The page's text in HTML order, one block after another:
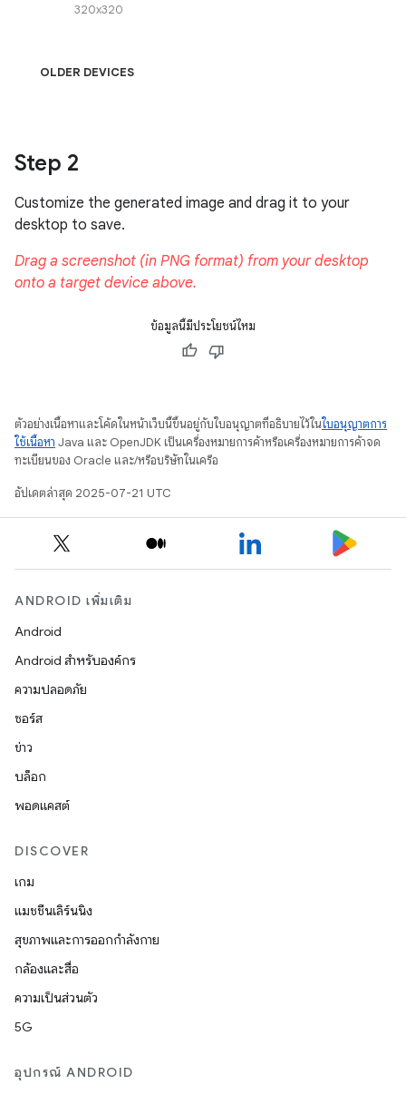
ข้อมูลนี้มีประโยชน์ไหม
ตัวอย่างเนื้อหาและโค้ดในหน้าเว็บนี้ขึ้นอยู่กับใบอนุญาตที่อธิบายไว้ในใบอนุญาตการ
ใช้เนื้อหา Java และ OpenJDK เป็นเครื่องหมายการค้าหรือเครื่องหมายการค้าจด
ทะเบียนของ Oracle และ/หรือบริษัทในเครือ
อัปเดตล่าสุด 2025-07-21 UTC
ANDROID เพิ่มเติม
Android
Android สำหรับองค์กร
ความปลอดภัย
ซอร์ส
ข่าว
บล็อก
พอดแคสต์
DISCOVER
เกม
แมชชีนเลิร์นนิง
สุขภาพและการออกกำลังกาย
กล้องและสื่อ
ความเป็นส่วนตัว
5G
อุปกรณ์ ANDROID